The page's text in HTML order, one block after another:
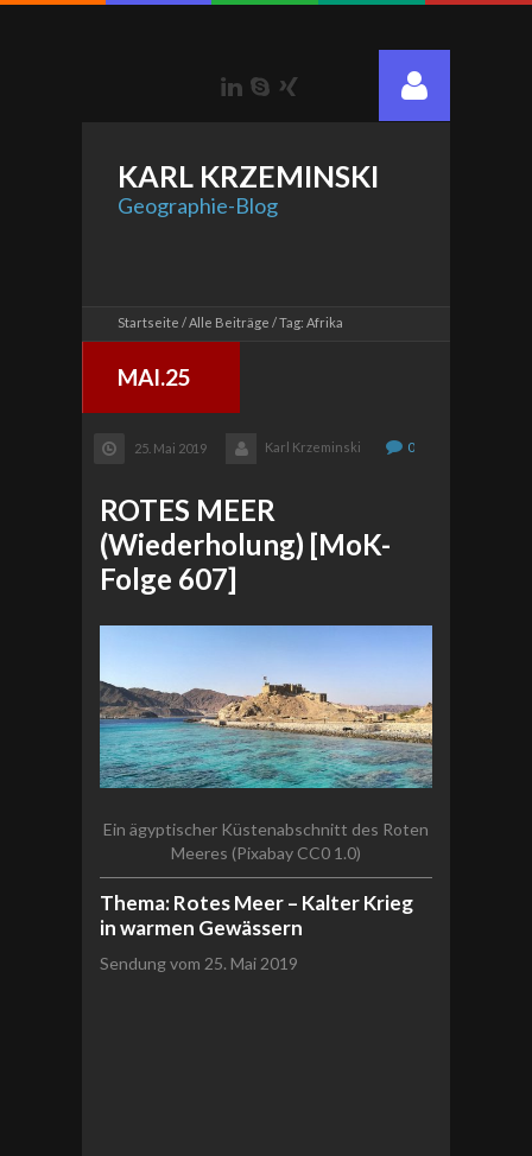
LinkedIn
Skype
KARL KRZEMINSKI
Geographie-Blog
Startseite Alle Beiträge Tag: Afrika
MAI.25
25. Mai 2019 0
Karl Krzeminski
ROTES MEER
(Wiederholung) [MoK-
Folge 607]
Ein ägyptischer Küstenabschnitt des Roten
Meeres (Pixabay CC0 1.0)
Thema: Rotes Meer – Kalter Krieg
in warmen Gewässern
Sendung vom 25. Mai 2019